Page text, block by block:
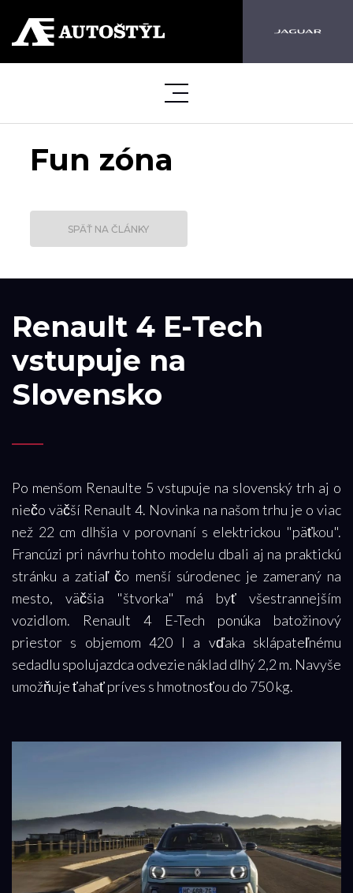
Fun zóna
SPÄŤ NA ČLÁNKY
Renault 4 E-Tech
vstupuje na
Slovensko
Po menšom Renaulte 5 vstupuje na slovenský trh aj o
niečo väčší Renault 4. Novinka na našom trhu je o viac
než 22 cm dlhšia v porovnaní s elektrickou "päťkou".
Francúzi pri návrhu tohto modelu dbali aj na praktickú
stránku a zatiaľ čo menší súrodenec je zameraný na
mesto, väčšia "štvorka" má byť všestrannejším
vozidlom. Renault 4 E-Tech ponúka batožinový
priestor s objemom 420 l a vďaka sklápateľnému
sedadlu spolujazdca odvezie náklad dlhý 2,2 m. Navyše
umožňuje ťahať príves s hmotnosťou do 750 kg.